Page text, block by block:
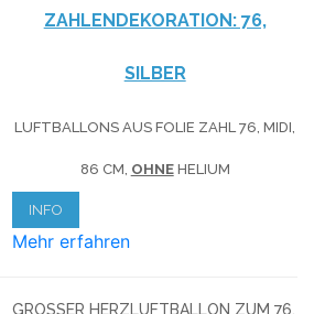
ZAHLENDEKORATION: 76,
SILBER
LUFTBALLONS AUS FOLIE ZAHL 76, MIDI,
86 CM, OHNEHELIUM
INFO
Mehr erfahren
GROSSER HERZLUFTBALLON ZUM 76. G